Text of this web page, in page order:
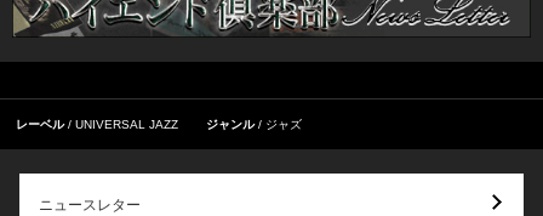
レーベル UNIVERSAL JAZZ ジャンル ジャズ
ニュースレター